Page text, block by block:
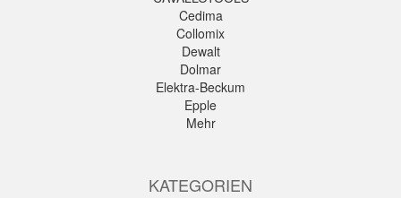
Cedima
Collomix
Dewalt
Dolmar
Elektra-Beckum
Epple
Mehr
KATEGORIEN